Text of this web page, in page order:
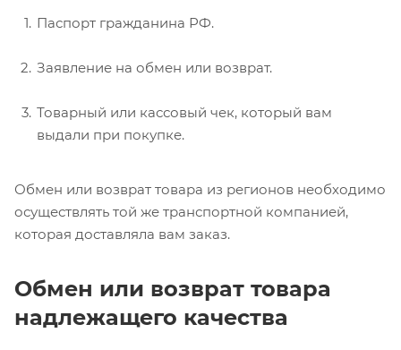
Паспорт гражданина РФ.
Заявление на обмен или возврат.
Товарный или кассовый чек, который вам
выдали при покупке.
Обмен или возврат товара из регионов необходимо
осуществлять той же транспортной компанией,
которая доставляла вам заказ.
Обмен или возврат товара
надлежащего качества